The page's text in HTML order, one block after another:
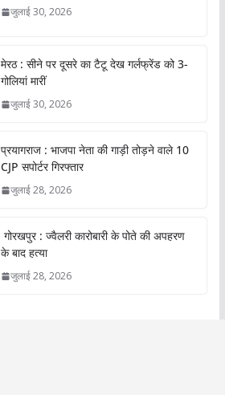
जुलाई 30, 2026
मेरठ : सीने पर दूसरे का टैटू देख गर्लफ्रेंड को 3-
गोलियां मारीं
जुलाई 30, 2026
प्रयागराज : भाजपा नेता की गाड़ी तोड़ने वाले 10
CJP सपोर्टर गिरफ्तार
जुलाई 28, 2026
गोरखपुर : ज्वैलरी कारोबारी के पोते की अपहरण
के बाद हत्या
जुलाई 28, 2026